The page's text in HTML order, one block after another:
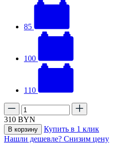
85
100
110
310 BYN
В корзину
Купить в 1 клик
Нашли дешевле? Снизим цену